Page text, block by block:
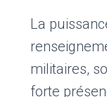
La
militaires,
forte